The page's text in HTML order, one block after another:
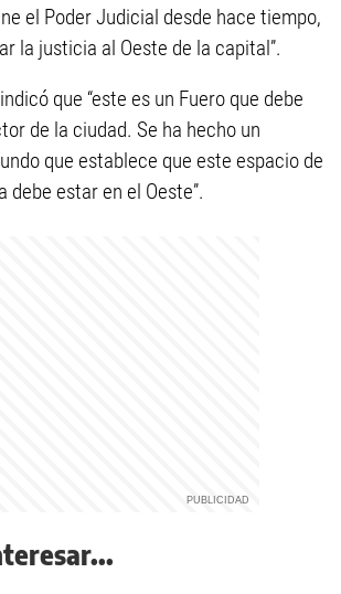
el Poder Judicial desde hace tiempo,
la justicia al Oeste de la capital”.
que “este es un Fuero que debe
de la ciudad. Se ha hecho un
que establece que este espacio de
estar en el Oeste”.